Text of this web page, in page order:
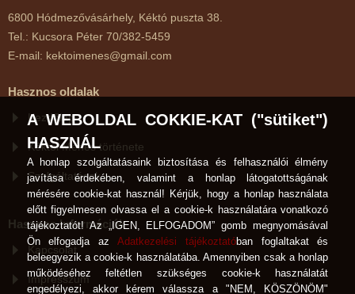
6800 Hódmezővásárhely, Kéktó puszta 38.
Tel.: Kucsora Péter 70/382-5459
E-mail: kektoimenes@gmail.com
Hasznos oldalak
Kezdőlap
Kéktói Ménes története
Szolgáltatások
Hasznos Információk
Kapcsolat
Impresszum
A WEBOLDAL COKKIE-KAT ("sütiket")
HASZNÁL
A honlap szolgáltatásaink biztosítása és felhasználói élmény
javítása érdekében, valamint a honlap látogatottságának
mérésére cookie-kat használ! Kérjük, hogy a honlap használata
előtt figyelmesen olvassa el a cookie-k használatára vonatkozó
tájékoztatót! Az „IGEN, ELFOGADOM” gomb megnyomásával
Ön elfogadja az Adatkezelési tájékoztatóban foglaltakat és
beleegyezik a cookie-k használatába. Amennyiben csak a honlap
működéséhez feltétlen szükséges cookie-k használatát
engedélyezi, akkor kérem válassza a "NEM, KÖSZÖNÖM"